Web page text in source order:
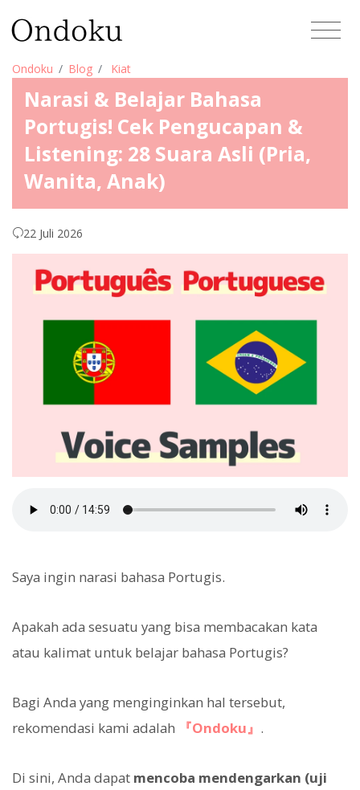
Ondoku Blog Kiat
Narasi & Belajar Bahasa
Portugis! Cek Pengucapan &
Listening: 28 Suara Asli (Pria,
Wanita, Anak)
22 Juli 2026
Saya ingin narasi bahasa Portugis.
Apakah ada sesuatu yang bisa membacakan kata
atau kalimat untuk belajar bahasa Portugis?
Bagi Anda yang menginginkan hal tersebut,
rekomendasi kami adalah
『Ondoku』 .
Di sini, Anda dapat mencoba mendengarkan (uji